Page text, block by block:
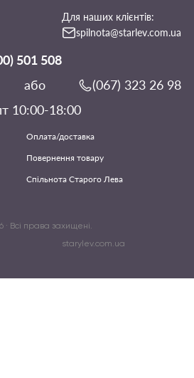
Для наших клієнтів:
spilnota@starlev.com.ua
501 508
або
(067) 323 26 98
10:00-18:00
Оплата/доставка
Повернення товару
Спільнота Старого Лева
· Всі права захищені.
starylev.com.ua